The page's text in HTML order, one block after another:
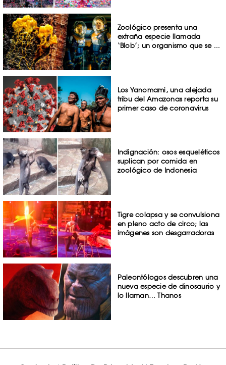
Zoológico presenta una
extraña especie llamada
‘Blob’; un organismo que se ...
Los Yanomami, una alejada
tribu del Amazonas reporta su
primer caso de coronavirus
Indignación: osos esqueléticos
suplican por comida en
zoológico de Indonesia
Tigre colapsa y se convulsiona
en pleno acto de circo; las
imágenes son desgarradoras
Paleontólogos descubren una
nueva especie de dinosaurio y
lo llaman… Thanos